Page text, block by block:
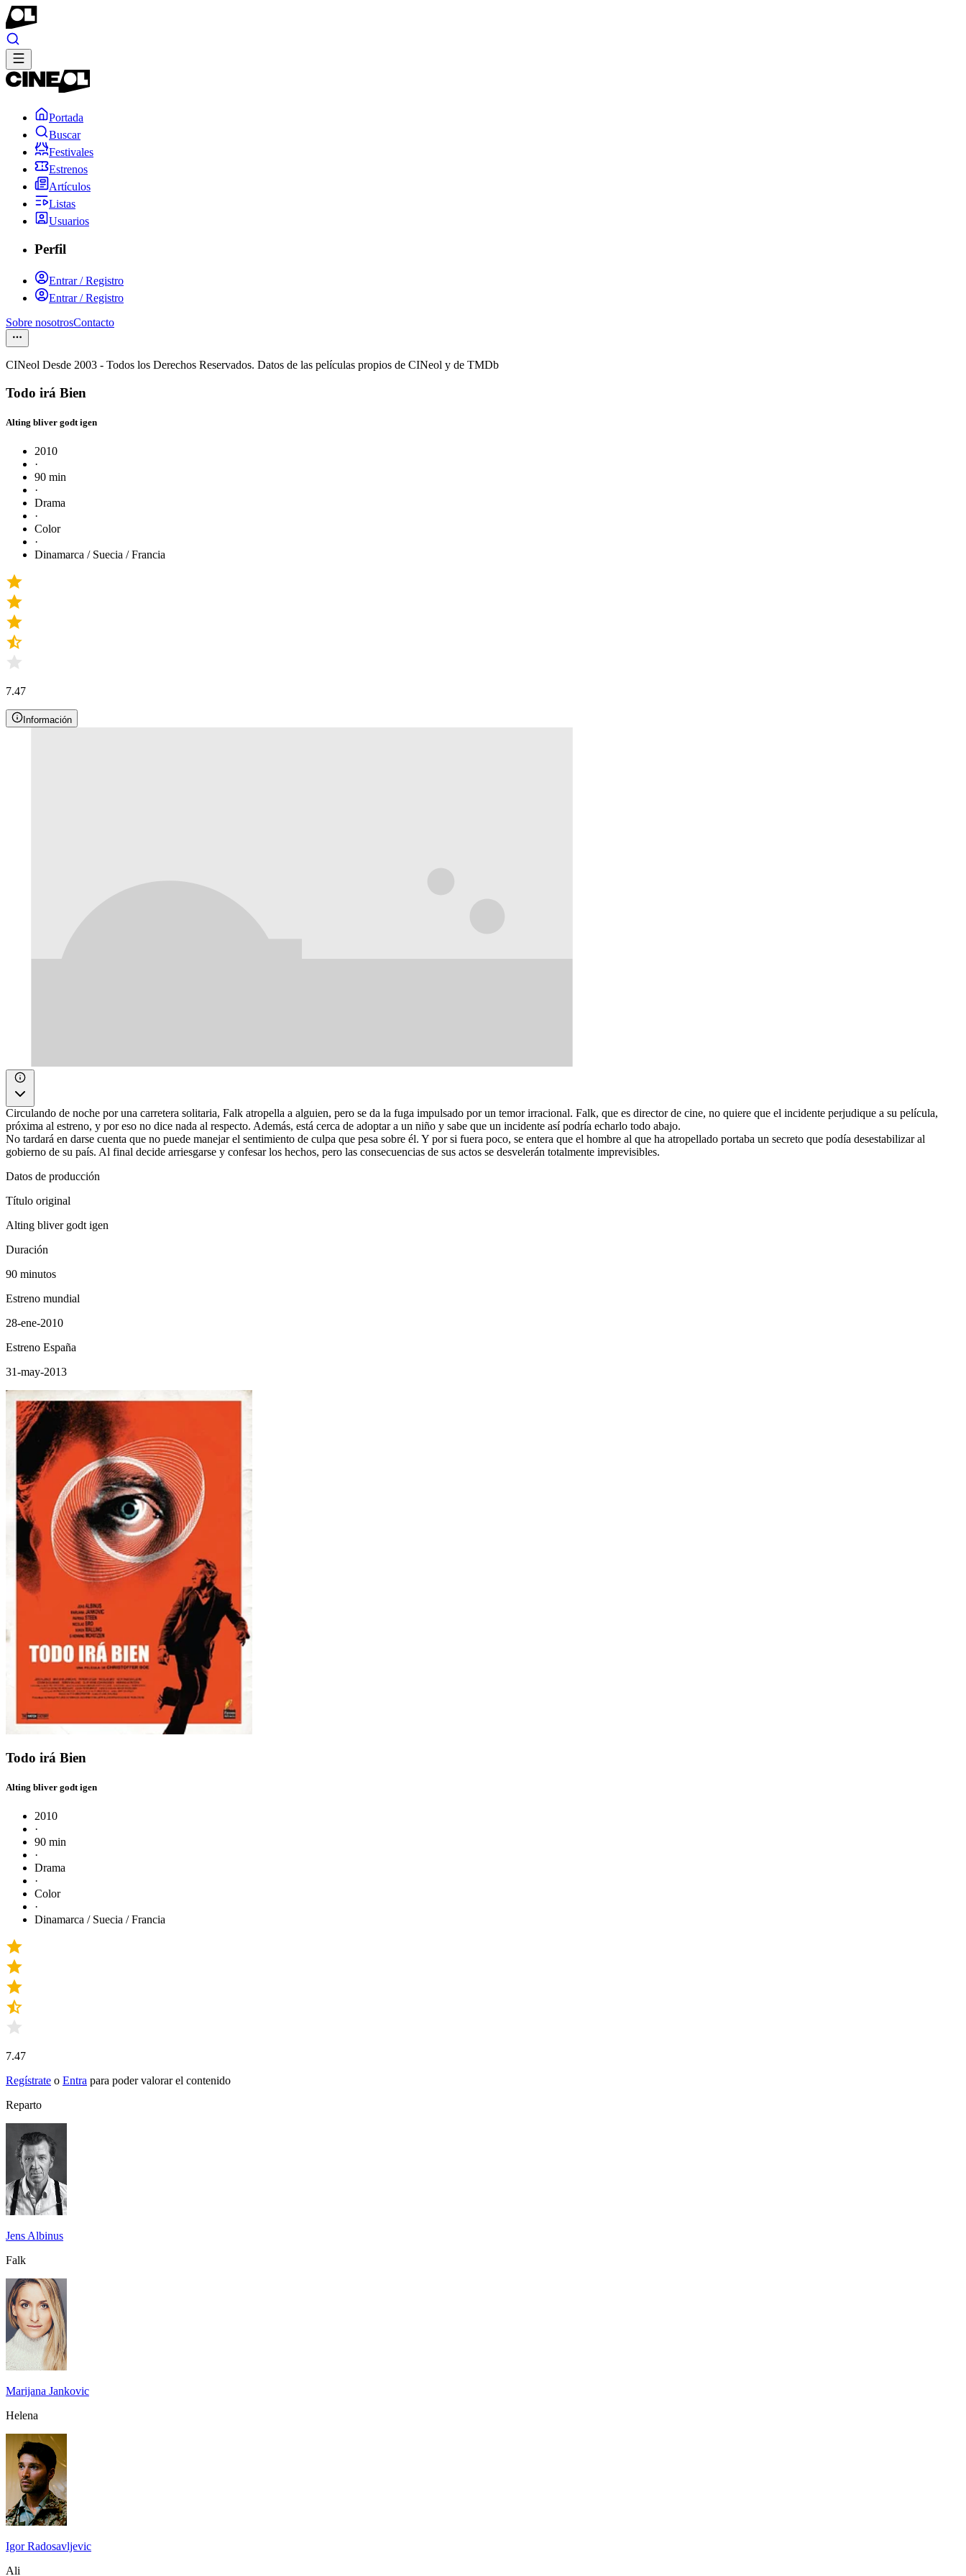
Portada
Buscar
Festivales
Estrenos
Artículos
Listas
Usuarios
Perfil
Entrar / Registro
Entrar / Registro
Sobre nosotrosContacto
CINeol Desde 2003 - Todos los Derechos Reservados. Datos de las películas propios de CINeol y de TMDb
Todo irá Bien
Alting bliver godt igen
2010
·
90 min
·
Drama
·
Color
·
Dinamarca / Suecia / Francia
7.47
Información
Circulando de noche por una carretera solitaria, Falk atropella a alguien, pero se da la fuga impulsado por un temor irracional. Falk, que es director de cine, no quiere que el incidente perjudique a su película,
próxima al estreno, y por eso no dice nada al respecto. Además, está cerca de adoptar a un niño y sabe que un incidente así podría echarlo todo abajo.
No tardará en darse cuenta que no puede manejar el sentimiento de culpa que pesa sobre él. Y por si fuera poco, se entera que el hombre al que ha atropellado portaba un secreto que podía desestabilizar al
gobierno de su país. Al final decide arriesgarse y confesar los hechos, pero las consecuencias de sus actos se desvelerán totalmente imprevisibles.
Datos de producción
Título original
Alting bliver godt igen
Duración
90 minutos
Estreno mundial
28-ene-2010
Estreno España
31-may-2013
Todo irá Bien
Alting bliver godt igen
2010
·
90 min
·
Drama
·
Color
·
Dinamarca / Suecia / Francia
7.47
Regístrate o Entra para poder valorar el contenido
Reparto
Jens Albinus
Falk
Marijana Jankovic
Helena
Igor Radosavljevic
Ali